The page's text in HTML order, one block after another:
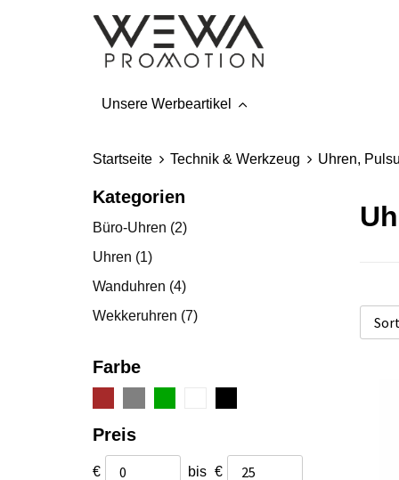
Unsere Werbeartikel
Startseite Technik & Werkzeug Uhren,
Kategorien
Büro-Uhren (2)
Uhren (1)
Wanduhren (4)
Wekkeruhren (7)
Farbe
Preis
€ bis €